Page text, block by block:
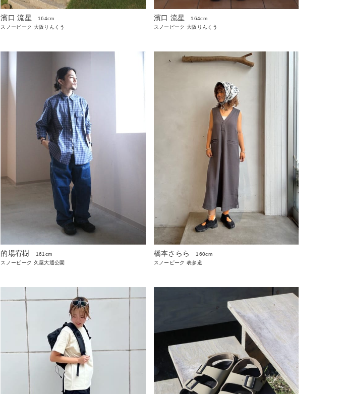
濱口 流星
164cm
スノーピーク 大阪りんくう
濱口 流星
164cm
スノーピーク 大阪りんくう
的場宥樹
161cm
スノーピーク 久屋大通公園
橋本さらら
160cm
スノーピーク 表参道